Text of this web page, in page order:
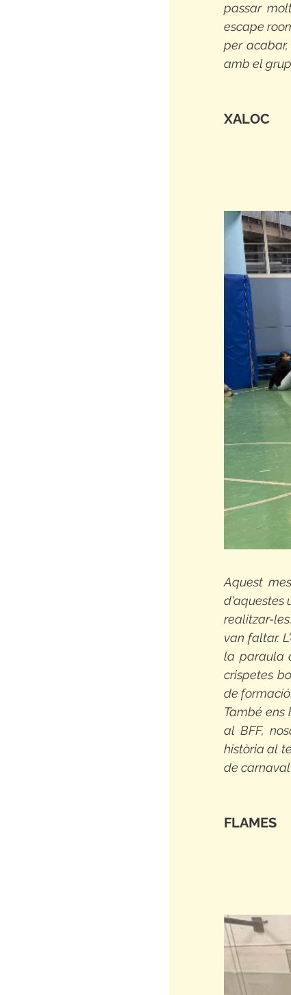
passar
escape
per
amb el
XALOC
Aquest
d'aquestes
realitzar-
van faltar.
la paraula
crispetes
de
També
al BFF,
història al
de carnaval
FLAMES